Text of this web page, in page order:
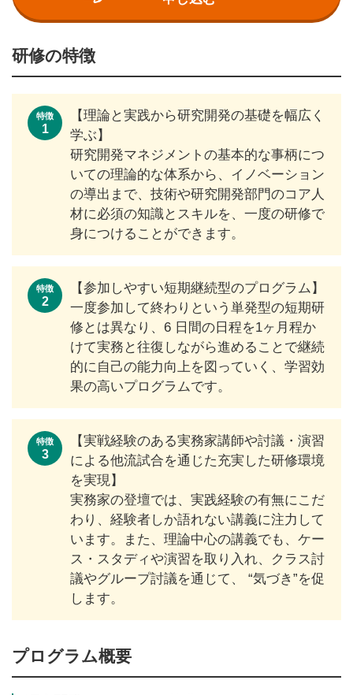
研修の特徴
特徴
1
【理論と実践から研究開発の基礎を幅広く
学ぶ】
研究開発マネジメントの基本的な事柄につ
いての理論的な体系から、イノベーション
の導出まで、技術や研究開発部門のコア人
材に必須の知識とスキルを、一度の研修で
身につけることができます。
特徴
2
【参加しやすい短期継続型のプログラム】
一度参加して終わりという単発型の短期研
修とは異なり、6 日間の日程を1ヶ月程か
けて実務と往復しながら進めることで継続
的に自己の能力向上を図っていく、学習効
果の高いプログラムです。
特徴
3
【実戦経験のある実務家講師や討議・演習
による他流試合を通じた充実した研修環境
を実現】
実務家の登壇では、実践経験の有無にこだ
わり、経験者しか語れない講義に注力して
います。また、理論中心の講義でも、ケー
ス・スタディや演習を取り入れ、クラス討
議やグループ討議を通じて、 “気づき”を促
します。
プログラム概要